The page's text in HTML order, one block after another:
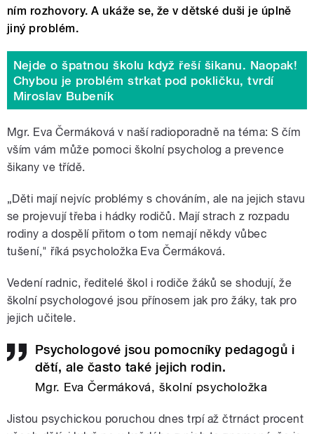
ním rozhovory. A ukáže se, že v dětské duši je úplně
jiný problém.
Nejde o špatnou školu když řeší šikanu. Naopak!
Chybou je problém strkat pod pokličku, tvrdí
Miroslav Bubeník
Mgr. Eva Čermáková v naší radioporadně na téma: S čím
vším vám může pomoci školní psycholog a prevence
šikany ve třídě.
„Děti mají nejvíc problémy s chováním, ale na jejich stavu
se projevují třeba i hádky rodičů. Mají strach z rozpadu
rodiny a dospělí přitom o tom nemají někdy vůbec
tušení," říká psycholožka Eva Čermáková.
Vedení radnic, ředitelé škol i rodiče žáků se shodují, že
školní psychologové jsou přínosem jak pro žáky, tak pro
jejich učitele.
Psychologové jsou pomocníky pedagogů i
dětí, ale často také jejich rodin.
Mgr. Eva Čermáková, školní psycholožka
Jistou psychickou poruchou dnes trpí až čtrnáct procent